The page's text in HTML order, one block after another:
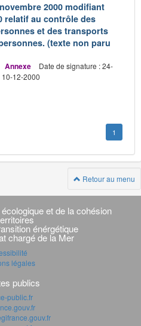
2000 modifiant
relatif au contrôle des
et des transports
(texte non paru
Annexe
Date de signature : 24-
12-2000
1
Retour au menu
et de la cohésion
énérgétique
chargé de la Mer
légales
publics
public.fr